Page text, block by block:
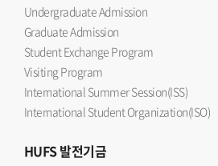
Undergraduate Admission
Graduate Admission
Student Exchange Program
Visiting Program
International Summer Session(ISS)
International Student Organization(ISO)
HUFS발전기금